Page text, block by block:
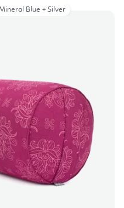
Blue + Silver